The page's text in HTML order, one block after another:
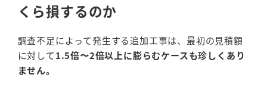
くら損するのか
調査不足によって発生する追加工事は、最初の見積額
に対して1.5倍〜2倍以上に膨らむケースも珍しくあり
ません。